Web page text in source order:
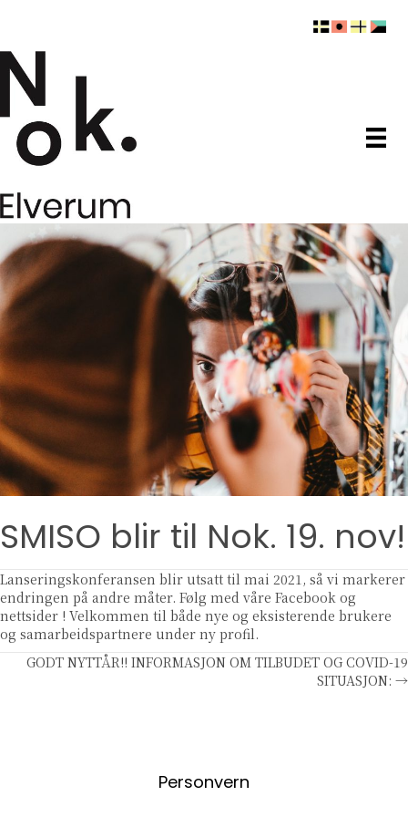
SMISO blir til Nok. 19. nov!
Lanseringskonferansen blir utsatt til mai 2021, så vi markerer
endringen på andre måter. Følg med våre Facebook og
nettsider ! Velkommen til både nye og eksisterende brukere
og samarbeidspartnere under ny profil.
Posts
GODT NYTTÅR!! INFORMASJON OM TILBUDET OG COVID-19
SITUASJON: →
Personvern